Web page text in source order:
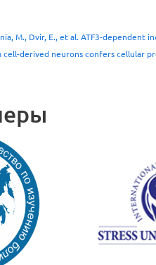
M., Dvir, E., et al. ATF3-
derived neurons confers cellular